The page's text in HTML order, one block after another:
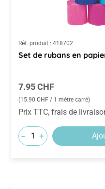
Réf. produit : 418702
Set de rubans en
Prix régulier :
7.95 CHF
(15.90 CHF / 1 mètre carré)
Prix TTC, frais de
- +